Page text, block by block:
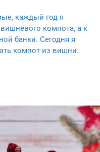
каждый год я
компота, а к
банки. Сегодня я
компот из вишни.